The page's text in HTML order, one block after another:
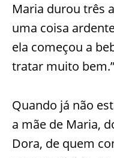
Maria durou três
uma coisa
ela começou a
tratar muito bem.”
Quando já não
a mãe de Maria,
Dora, de quem